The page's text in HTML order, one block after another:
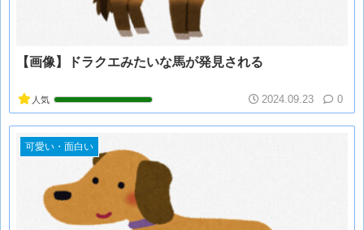
【画像】ドラクエみたいな馬が発見される
人気 2024.09.23 0
可愛い・面白い